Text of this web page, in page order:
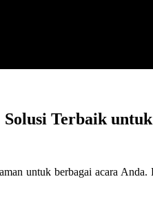
Terbaik
untuk berbagai acara